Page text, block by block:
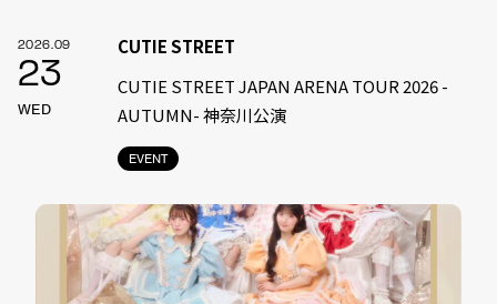
2026.09
23
WED
EVENT
CUTIE STREET
CUTIE STREET JAPAN ARENA TOUR 2026 -
AUTUMN- 神奈川公演